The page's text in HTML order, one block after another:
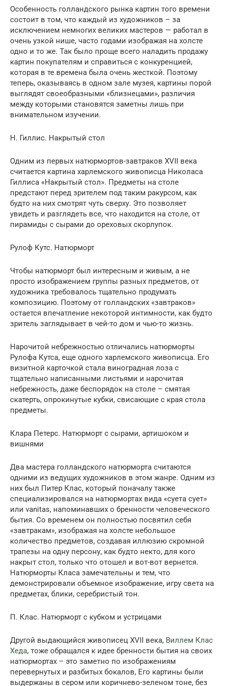
Особенность голландского рынка картин того времени
состоит в том, что каждый из художников – за
исключением немногих великих мастеров — работал в
очень узкой нише, часто годами изображая на холсте
одно и то же. Так было проще всего наладить продажу
картин покупателям и справиться с конкуренцией,
которая в те времена была очень жесткой. Поэтому
теперь, оказываясь в одном зале музея, картины порой
выглядят своеобразными «близнецами», различия
между которыми становятся заметны лишь при
внимательном изучении.
Н. Гиллис. Накрытый стол
Одним из первых натюрмортов-завтраков XVII века
считается картина харлемского живописца Николаса
Гиллиса «Накрытый стол». Предметы на столе
предстают перед зрителем под таким ракурсом, как
будто на них смотрят чуть сверху. Это позволяет
увидеть и разглядеть все, что находится на столе, от
пирамиды с сырами до ореховых скорлупок.
Рулоф Кутс. Натюрморт
Чтобы натюрморт был интересным и живым, а не
просто изображением группы разных предметов, от
художника требовалось тщательно продумать
композицию. Поэтому от голландских «завтраков»
остается впечатление некоторой интимности, как будто
зритель заглядывает в чей-то дом и чью-то жизнь.
Нарочитой небрежностью отличались натюрморты
Рулофа Кутса, еще одного харлемского живописца. Его
визитной карточкой стала виноградная лоза с
тщательно написанными листьями и нарочитая
небрежность, даже беспорядок на столе – смятая
скатерть, опрокинутые кубки, свисающие с края стола
предметы.
Клара Петерс. Натюрморт с сырами, артишоком и
вишнями
Два мастера голландского натюрморта считаются
одними из ведущих художников в этом жанре. Одним из
них был Питер Клас, который поначалу также
специализировался на натюрмортах вида «суета сует»
или vanitas, напоминавших о бренности человеческого
бытия. Со временем он полностью посвятил себя
«завтракам», изображая на холсте небольшое
количество предметов, создавая иллюзию скромной
трапезы на одну персону, как будто некто, для кого
накрыт стол, только что отошел и вот-вот вернется.
Натюрморты Класа замечательны и тем, что
демонстрировали объемное изображение, игру света на
предметах, блики, серебристый тон.
П. Клас. Натюрморт с кубком и устрицами
Другой выдающийся живописец XVII века, Виллем Клас
Хеда, тоже обращался к идее бренности бытия на своих
натюрмортах – это заметно по изображениям
перевернутых и разбитых бокалов, Его картины были
выдержаны в сером или коричнево-зеленом тоне, без